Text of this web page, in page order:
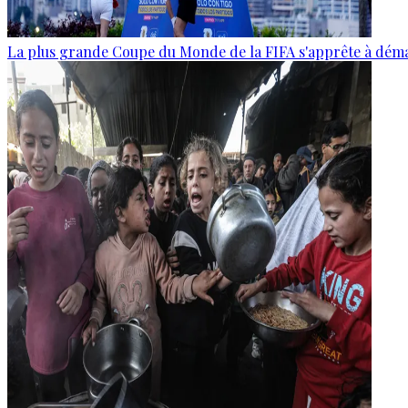
La plus grande Coupe du Monde de la FIFA s'apprête à